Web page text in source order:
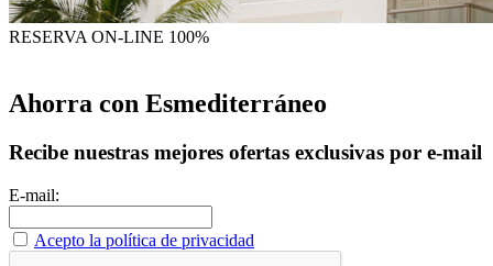
RESERVA ON-LINE 100%
Ahorra con Esmediterráneo
Recibe nuestras mejores ofertas exclusivas por e-mail
E-mail:
Acepto la política de privacidad